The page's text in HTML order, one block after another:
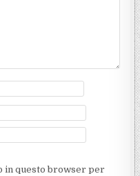
in questo browser per